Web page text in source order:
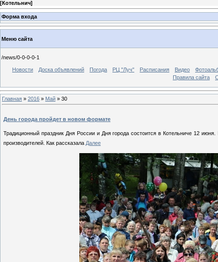
[Котельнич]
Форма входа
Меню сайта
/news/0-0-0-0-1
Новости Доска объявлений Погода РЦ "Луч" Расписания Видео
Правила сайта
Главная » 2016 » Май » 30
День города пройдет в новом формате
Традиционный праздник Дня России и Дня города состоится в Котельниче 12
производителей. Как рассказала Далее